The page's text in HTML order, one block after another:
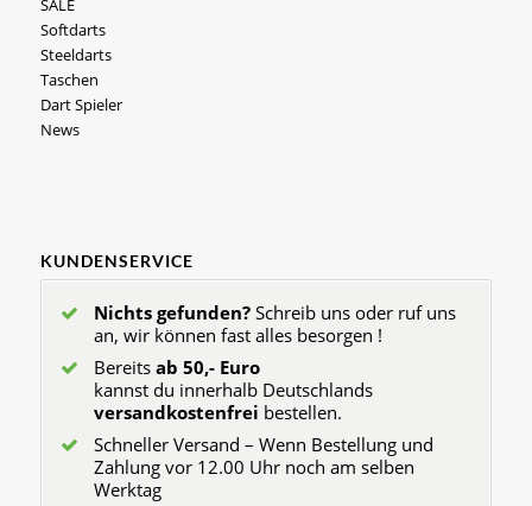
SALE
Softdarts
Steeldarts
Taschen
Dart Spieler
News
KUNDENSERVICE
Nichts gefunden?Schreib uns oder ruf uns
an, wir können fast alles besorgen !
Bereits ab 50,- Euro
kannst du innerhalb Deutschlands
versandkostenfrei bestellen.
Schneller Versand – Wenn Bestellung und
Zahlung vor 12.00 Uhr noch am selben
Werktag